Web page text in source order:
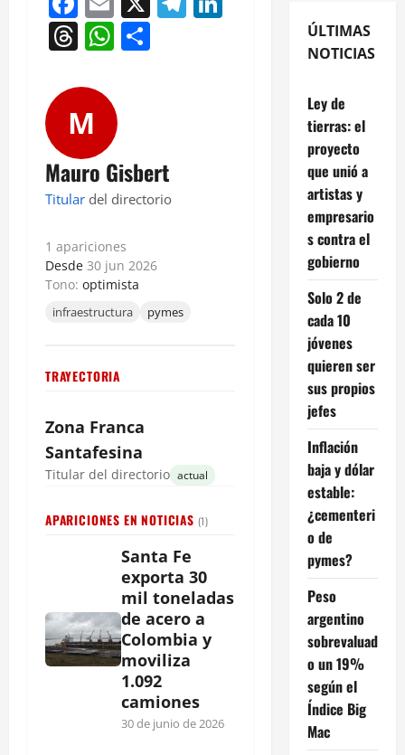
Threads
WhatsApp
M
Mauro Gisbert
Titular del directorio
1 apariciones
Desde 30 jun 2026
Tono: optimista
infraestructura pymes
TRAYECTORIA
Zona Franca
Santafesina
Titular del directorio actual
APARICIONES EN NOTICIAS (1)
Santa Fe
exporta 30
mil toneladas
de acero a
Colombia y
moviliza
1.092
camiones
30 de junio de 2026
ÚLTIMAS
NOTICIAS
Ley de
tierras: el
proyecto
que unió a
artistas y
empresario
s contra el
gobierno
Solo 2 de
cada 10
jóvenes
quieren ser
sus propios
jefes
Inflación
baja y dólar
estable:
¿cementeri
o de
pymes?
Peso
argentino
sobrevaluad
o un 19%
según el
Índice Big
Mac